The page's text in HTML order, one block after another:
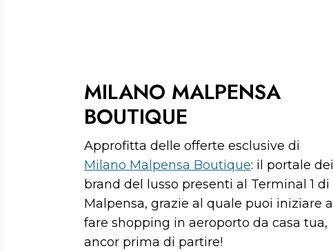
MILANO MALPENSA
BOUTIQUE
Approfitta delle offerte esclusive di
Milano Malpensa Boutique: il portale dei
brand del lusso presenti al Terminal 1 di
Malpensa, grazie al quale puoi iniziare a
fare shopping in aeroporto da casa tua,
ancor prima di partire!